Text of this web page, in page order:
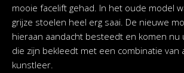
mooie facelift gehad. In het oude model
grijze stoelen heel erg saai. De nieuwe
hieraan aandacht besteedt en komen nu
die zijn bekleedt met een combinatie van
kunstleer.